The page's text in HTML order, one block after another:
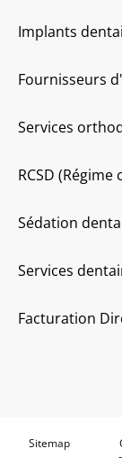
Implants
Fournisseurs
Services
RCSD
Sédation
Services
Facturation
Sitemap